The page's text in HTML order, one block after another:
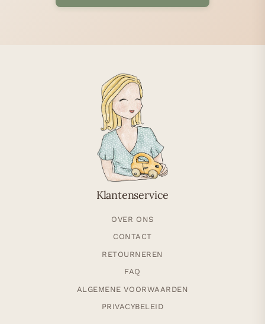
Klantenservice
OVER ONS
CONTACT
RETOURNEREN
FAQ
ALGEMENE VOORWAARDEN
PRIVACYBELEID